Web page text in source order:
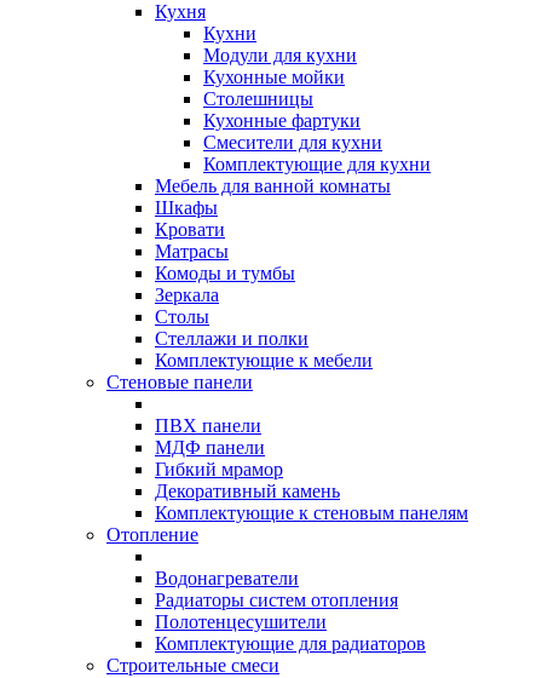
Кухня
Кухни
Модули для кухни
Кухонные мойки
Столешницы
Кухонные фартуки
Смесители для кухни
Комплектующие для кухни
Мебель для ванной комнаты
Шкафы
Кровати
Матрасы
Комоды и тумбы
Зеркала
Столы
Стеллажи и полки
Комплектующие к мебели
Стеновые панели
ПВХ панели
МДФ панели
Гибкий мрамор
Декоративный камень
Комплектующие к стеновым панелям
Отопление
Водонагреватели
Радиаторы систем отопления
Полотенцесушители
Комплектующие для радиаторов
Строительные смеси